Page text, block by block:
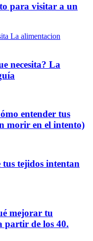
para visitar a un
necesita? La
entender tus
morir en el intento)
tus tejidos intentan
mejorar tu
partir de los 40.